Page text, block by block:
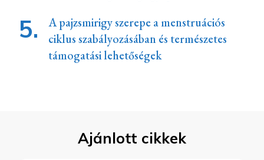
A pajzsmirigy szerepe a menstruációs
ciklus szabályozásában és természetes
támogatási lehetőségek
Ajánlott cikkek